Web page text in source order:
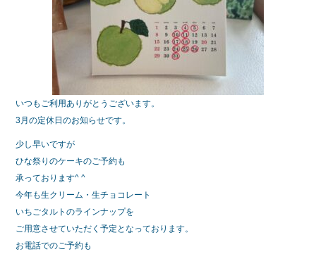
いつもご利用ありがとうございます。
3月の定休日のお知らせです。
少し早いですが
ひな祭りのケーキのご予約も
承っております^ ^
今年も生クリーム・生チョコレート
いちごタルトのラインナップを
ご用意させていただく予定となっております。
お電話でのご予約も